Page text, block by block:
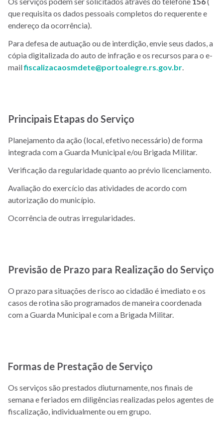
que requisita os dados pessoais completos do requerente e
endereço da ocorrência).
Para defesa de autuação ou de interdição, envie seus dados, a
cópia digitalizada do auto de infração e os recursos para o e-
mailfiscalizacaosmdete@portoalegre.rs.gov.br.
Principais Etapas do Serviço
Planejamento da ação (local, efetivo necessário) de forma
integrada com a Guarda Municipal e/ou Brigada Militar.
Verificação da regularidade quanto ao prévio licenciamento.
Avaliação do exercício das atividades de acordo com
autorização do município.
Ocorrência de outras irregularidades.
Previsão de Prazo para Realização do Serviço
O prazo para situações de risco ao cidadão é imediato e os
casos de rotina são programados de maneira coordenada
com a Guarda Municipal e com a Brigada Militar.
Formas de Prestação de Serviço
Os serviços são prestados diuturnamente, nos finais de
semana e feriados em diligências realizadas pelos agentes de
fiscalização, individualmente ou em grupo.